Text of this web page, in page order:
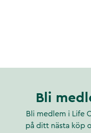
Bli
Bli medlem i Life
på ditt nästa köp